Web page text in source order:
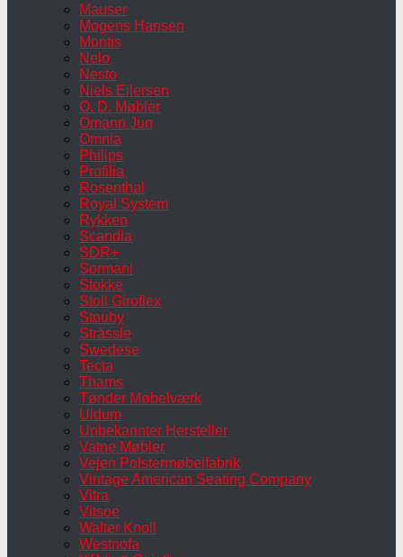
Mauser
Mogens Hansen
Montis
Nelo
Nesto
Niels Eilersen
O. D. Møbler
Omann Jun
Omnia
Philips
Profilia
Rosenthal
Royal System
Rykken
Scandia
SDR+
Sormani
Stokke
Stoll Giroflex
Stouby
Strässle
Swedese
Tecta
Thams
Tønder Møbelværk
Uldum
Unbekannter Hersteller
Vatne Møbler
Vejen Polstermøbelfabrik
Vintage American Seating Company
Vitra
Vitsoe
Walter Knoll
Westnofa